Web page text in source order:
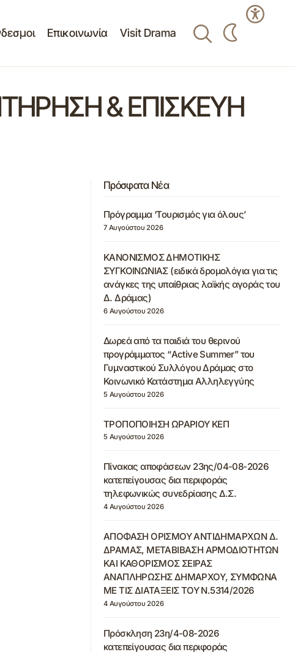
Επικοινωνία Visit Drama
& ΕΠΙΣΚΕΥΗ
Πρόσφατα Νέα
Πρόγραμμα ‘Τουρισμός για όλους’
7 Αυγούστου 2026
ΚΑΝΟΝΙΣΜΟΣ ΔΗΜΟΤΙΚΗΣ
ΣΥΓΚΟΙΝΩΝΙΑΣ (ειδικά δρομολόγια για τις
ανάγκες της υπαίθριας λαϊκής αγοράς του
Δ. Δράμας)
6 Αυγούστου 2026
Δωρεά από τα παιδιά του θερινού
προγράμματος “Active Summer” του
Γυμναστικού Συλλόγου Δράμας στο
Κοινωνικό Κατάστημα Αλληλεγγύης
5 Αυγούστου 2026
ΤΡΟΠΟΠΟΙΗΣΗ ΩΡΑΡΙΟΥ ΚΕΠ
5 Αυγούστου 2026
Πίνακας αποφάσεων 23ης/04-08-2026
κατεπείγουσας δια περιφοράς
τηλεφωνικώς συνεδρίασης Δ.Σ.
4 Αυγούστου 2026
ΑΠΟΦΑΣΗ ΟΡΙΣΜΟΥ ΑΝΤΙΔΗΜΑΡΧΩΝ Δ.
ΔΡΑΜΑΣ, ΜΕΤΑΒΙΒΑΣΗ ΑΡΜΟΔΙΟΤΗΤΩΝ
ΚΑΙ ΚΑΘΟΡΙΣΜΟΣ ΣΕΙΡΑΣ
ΑΝΑΠΛΗΡΩΣΗΣ ΔΗΜΑΡΧΟΥ, ΣΥΜΦΩΝΑ
ΜΕ ΤΙΣ ΔΙΑΤΑΞΕΙΣ ΤΟΥ Ν.5314/2026
4 Αυγούστου 2026
Πρόσκληση 23η/4-08-2026
κατεπείγουσας δια περιφοράς